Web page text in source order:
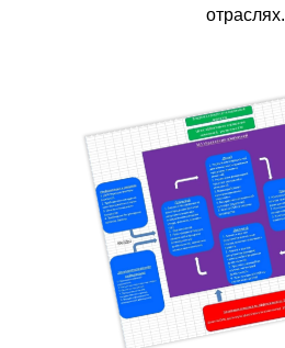
отраслях.